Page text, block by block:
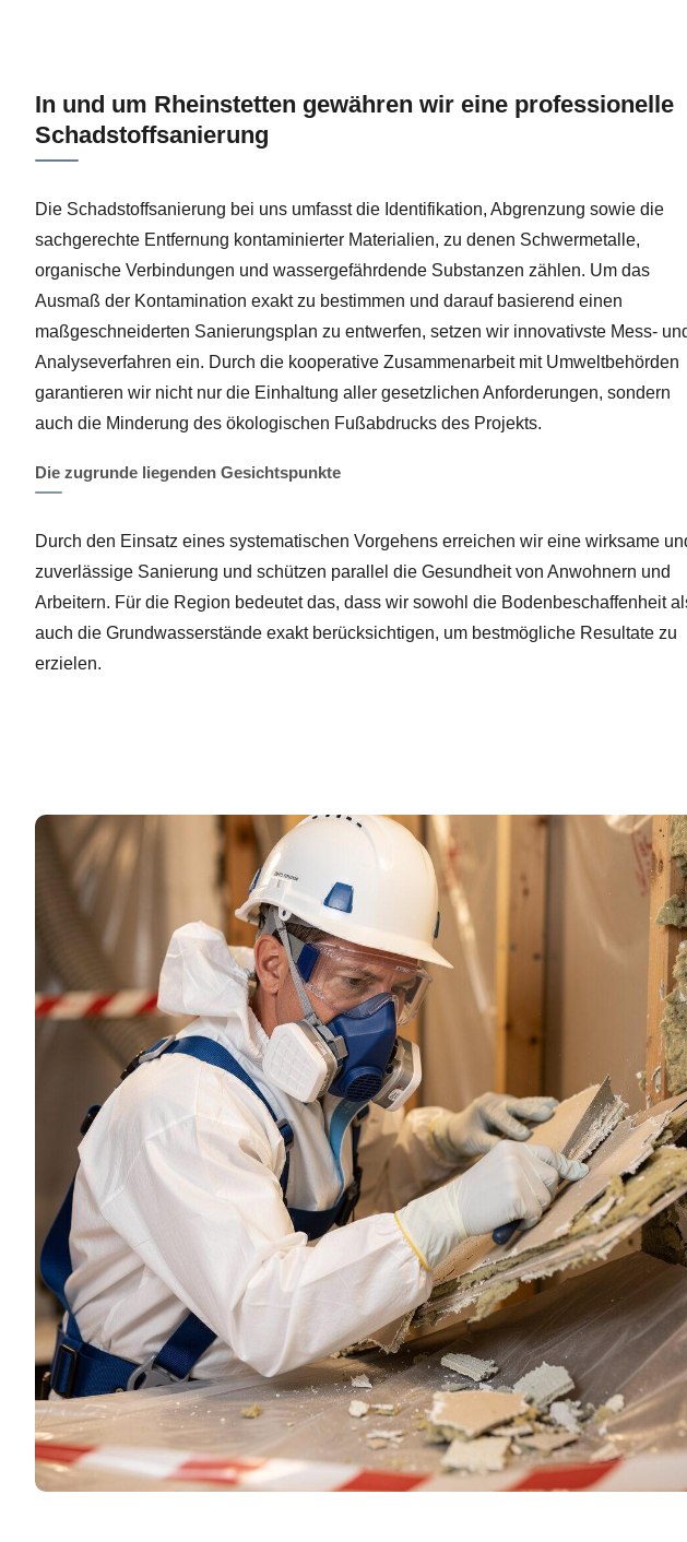
In und um Rheinstetten gewähren wir eine professionelle
Schadstoffsanierung
Die Schadstoffsanierung bei uns umfasst die Identifikation, Abgrenzung sowie die
sachgerechte Entfernung kontaminierter Materialien, zu denen Schwermetalle,
organische Verbindungen und wassergefährdende Substanzen zählen. Um das
Ausmaß der Kontamination exakt zu bestimmen und darauf basierend einen
maßgeschneiderten Sanierungsplan zu entwerfen, setzen wir innovativste Mess-
Analyseverfahren ein. Durch die kooperative Zusammenarbeit mit Umweltbehörden
garantieren wir nicht nur die Einhaltung aller gesetzlichen Anforderungen, sondern
auch die Minderung des ökologischen Fußabdrucks des Projekts.
Die zugrunde liegenden Gesichtspunkte
Durch den Einsatz eines systematischen Vorgehens erreichen wir eine wirksame
zuverlässige Sanierung und schützen parallel die Gesundheit von Anwohnern und
Arbeitern. Für die Region bedeutet das, dass wir sowohl die Bodenbeschaffenheit
auch die Grundwasserstände exakt berücksichtigen, um bestmögliche Resultate zu
erzielen.